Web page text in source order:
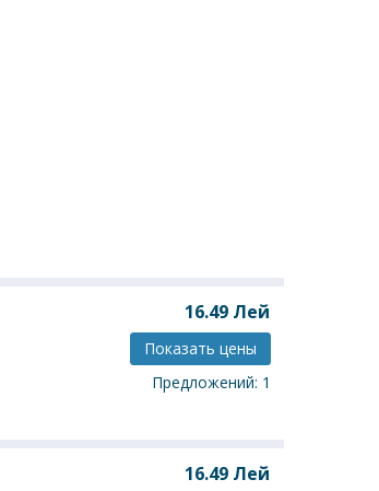
16.49 Лей
Показать цены
Предложений: 1
16.49 Лей